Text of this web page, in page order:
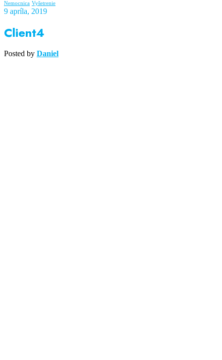
Nemocnica Vyšetrenie
9 apríla, 2019
Client4
Posted by Daniel